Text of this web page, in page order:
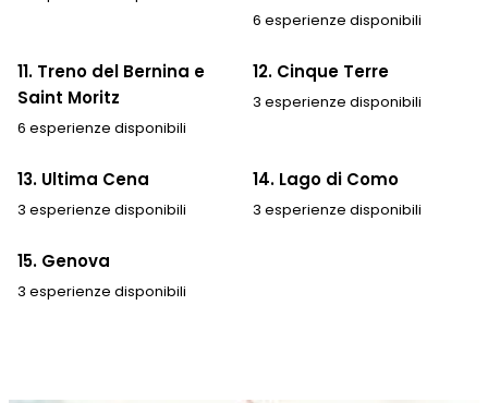
6 esperienze disponibili
11. Treno del Bernina e
Saint Moritz
6 esperienze disponibili
12. Cinque Terre
3 esperienze disponibili
13. Ultima Cena
3 esperienze disponibili
14. Lago di Como
3 esperienze disponibili
15. Genova
3 esperienze disponibili